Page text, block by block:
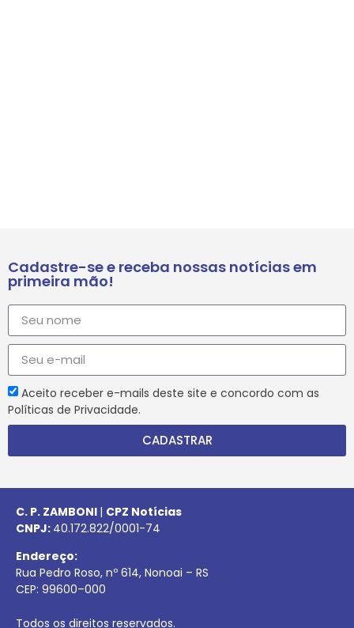
Cadastre-se e receba nossas notícias em
primeira mão!
Aceito receber e-mails deste site e concordo com as
Políticas de Privacidade.
CADASTRAR
C. P. ZAMBONI | CPZ Notícias
CNPJ: 40.172.822/0001-74
Endereço:
Rua Pedro Roso, nº 614, Nonoai – RS
CEP: 99600–000
Todos os direitos reservados.